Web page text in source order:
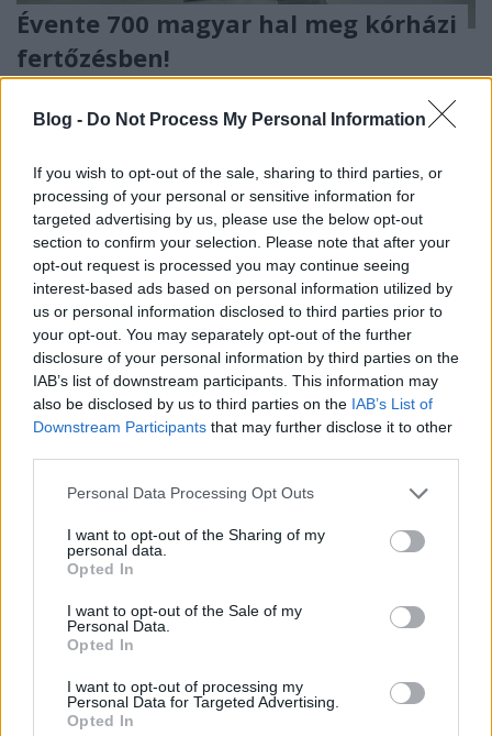
Blog - Do Not Process My Personal Information
If you wish to opt-out of the sale, sharing to third parties, or
processing of your personal or sensitive information for
targeted advertising by us, please use the below opt-out
section to confirm your selection. Please note that after your
opt-out request is processed you may continue seeing
interest-based ads based on personal information utilized by
us or personal information disclosed to third parties prior to
your opt-out. You may separately opt-out of the further
disclosure of your personal information by third parties on the
IAB’s list of downstream participants. This information may
also be disclosed by us to third parties on the IAB’s List of
Downstream Participants that may further disclose it to other
Please note that this website/app uses one or more Google
not limited to your visit or usage behaviour. You may click to
grant or deny consent to Google and its third-party tags to
use your data for below specified purposes in below Google
consent section.
Personal Data Processing Opt Outs
I want to opt-out of the Sharing of my
personal data.
Opted In
I want to opt-out of the Sale of my
Personal Data.
Opted In
I want to opt-out of processing my
Personal Data for Targeted Advertising.
Opted In
Évente 700 magyar hal meg kórházi
fertőzésben!
fertőzések miatt, mint autóbalesetben! A
döbbenetes adatok mögött a kórházakban
tapasztalható ...
Habonyék berágtak: jön az alkohol
szonda?
Lmagazin•2017. március 20.